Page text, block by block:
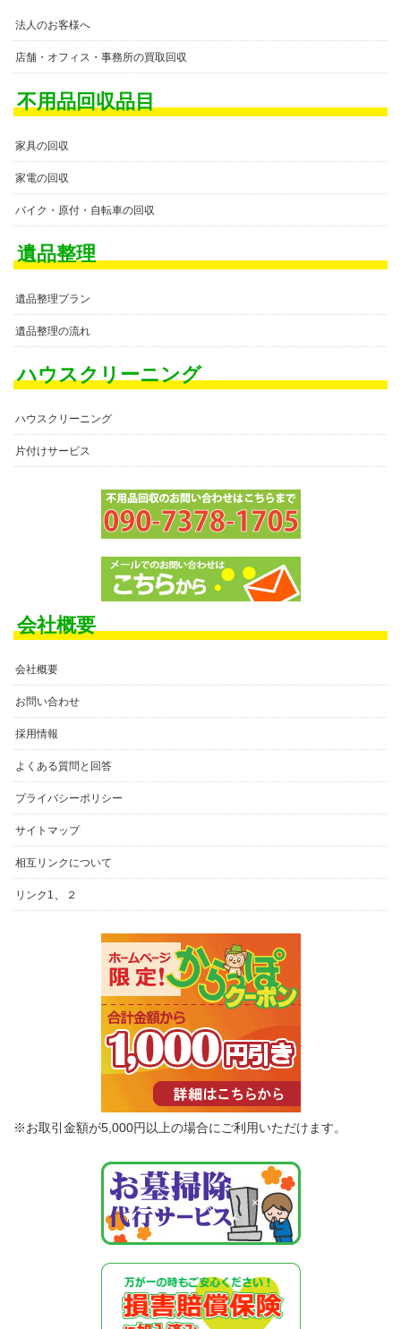
法人のお客様へ
店舗・オフィス・事務所の買取回収
不用品回収品目
家具の回収
家電の回収
バイク・原付・自転車の回収
遺品整理
遺品整理プラン
遺品整理の流れ
ハウスクリーニング
ハウスクリーニング
片付けサービス
会社概要
会社概要
お問い合わせ
採用情報
よくある質問と回答
プライバシーポリシー
サイトマップ
相互リンクについて
リンク1、 ２
※お取引金額が5,000円以上の場合にご利用いただけます。